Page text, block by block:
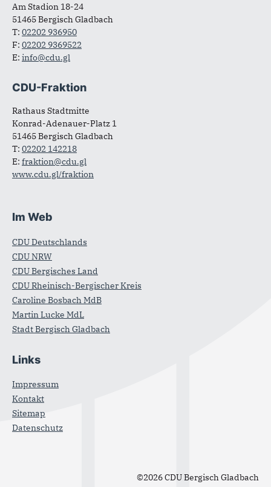
Am Stadion 18-24
51465 Bergisch Gladbach
T: 02202 936950
F: 02202 9369522
E: info@cdu.gl
CDU-Fraktion
Rathaus Stadtmitte
Konrad-Adenauer-Platz 1
51465 Bergisch Gladbach
T: 02202 142218
E: fraktion@cdu.gl
www.cdu.gl/fraktion
Im Web
CDU Deutschlands
CDU NRW
CDU Bergisches Land
CDU Rheinisch-Bergischer Kreis
Caroline Bosbach MdB
Martin Lucke MdL
Stadt Bergisch Gladbach
Links
Impressum
Kontakt
Sitemap
Datenschutz
©2026 CDU Bergisch Gladbach